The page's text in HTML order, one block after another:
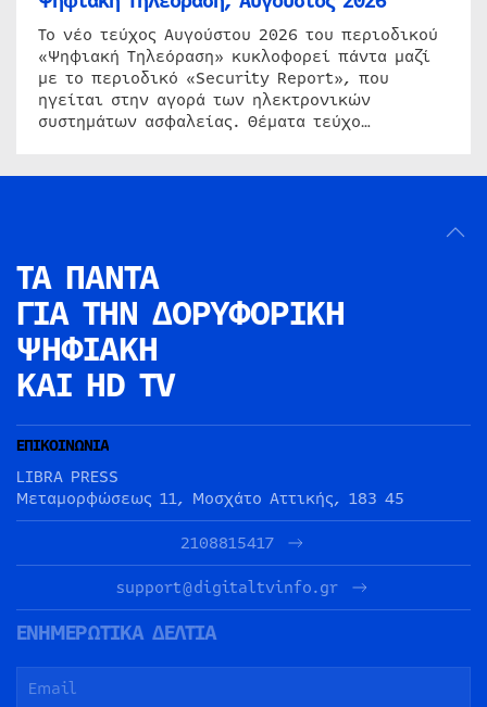
Το νέο τεύχος Αυγούστου 2026 του περιοδικού
«Ψηφιακή Τηλεόραση» κυκλοφορεί πάντα μαζί
με το περιοδικό «Security Report», που
ηγείται στην αγορά των ηλεκτρονικών
συστημάτων ασφαλείας. Θέματα τεύχο…
ΤΑ ΠΑΝΤΑ
ΓΙΑ ΤΗΝ ΔΟΡΥΦΟΡΙΚΗ
ΨΗΦΙΑΚΗ
ΚΑΙ HD TV
ΕΠΙΚΟΙΝΩΝΙΑ
LIBRA PRESS
Μεταμορφώσεως 11, Μοσχάτο Αττικής, 183 45
2108815417
support@digitaltvinfo.gr
ΕΝΗΜΕΡΩΤΙΚΑ ΔΕΛΤΙΑ